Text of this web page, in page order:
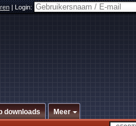
|Login:
downloads Meer